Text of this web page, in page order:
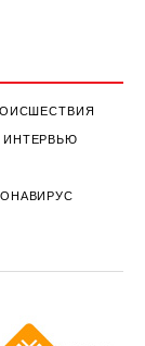
ИНТЕРВЬЮ